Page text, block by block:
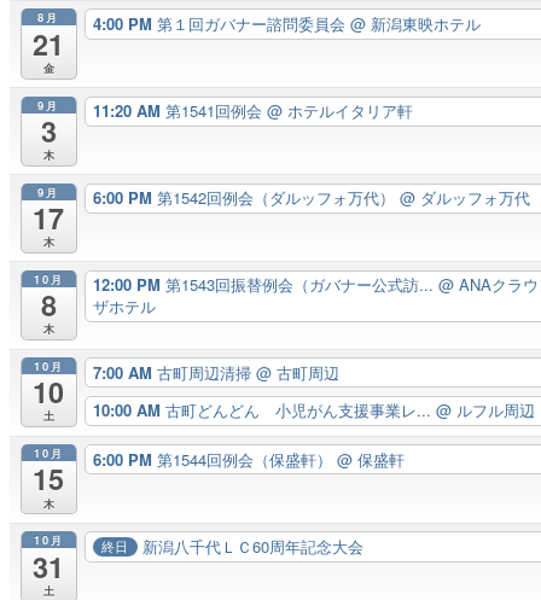
8月
21
金
4:00 PM 第１回ガバナー諮問委員会 @ 新潟東映ホテル
9月
3
木
11:20 AM 第1541回例会 @ ホテルイタリア軒
9月
17
木
6:00 PM 第1542回例会（ダルッフォ万代） @ ダルッフォ万代
10月
8
木
12:00 PM 第1543回振替例会（ガバナー公式訪... @ ANAクラ
ザホテル
10月
10
土
7:00 AM 古町周辺清掃 @ 古町周辺
10:00 AM 古町どんどん 小児がん支援事業レ... @ ルフル周辺
10月
15
木
6:00 PM 第1544回例会（保盛軒） @ 保盛軒
10月
31
土
終日 新潟八千代ＬＣ60周年記念大会